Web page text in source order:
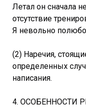
Летал он сначала
отсутствие
Я невольно
(2) Наречия,
определенных
написания.
4. ОСОБЕННОСТИ